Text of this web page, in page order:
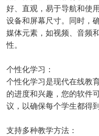
好、直观，易于导航和使
设备和屏幕尺寸。同时，
媒体元素，如视频、音频
性。
个性化学习：
个性化学习是现代在线教
的进度和兴趣，您的软件
议，以确保每个学生都得
支持多种教学方法：